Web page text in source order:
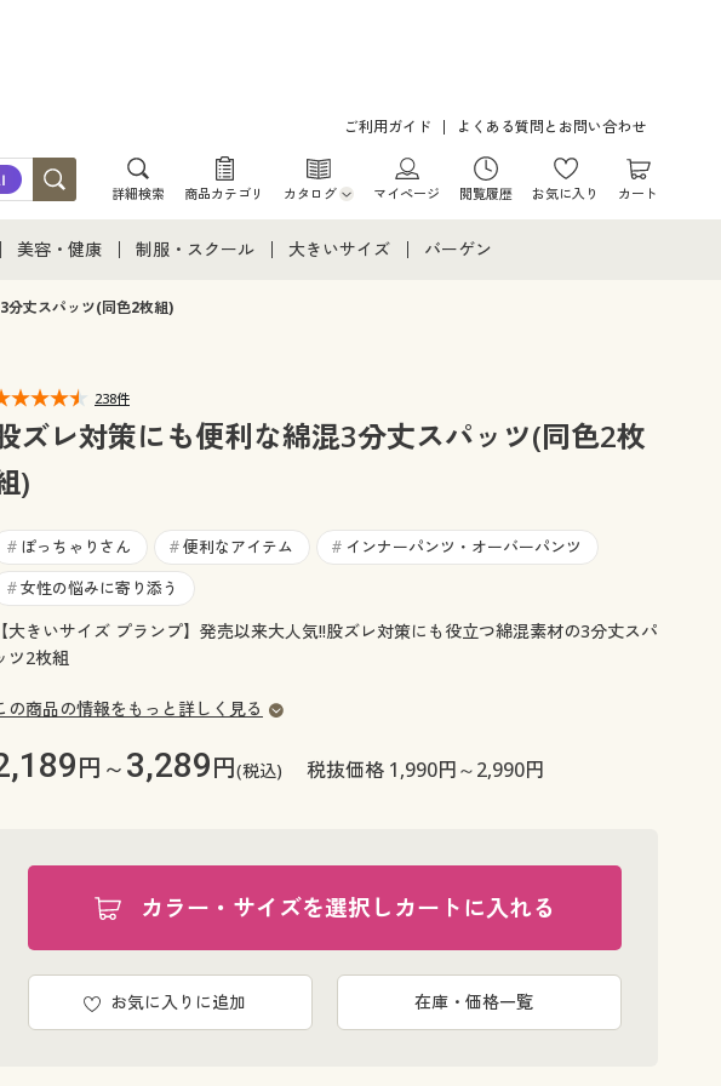
ご利用ガイド よくある質問とお問い合わせ
詳細検索 商品カテゴリ カタログ
カタログ・チラシからのご注文
マイページ 閲覧履歴 お気に入り カート
すべて
ク
美容・健康
美容・健康通販すべて
制服・スクール
制服・スクールすべて
ジュニア・ティーンズ下着
大きいサイズ
大きいサイズ レディース下着
大きいサイズ 事務・制服
バーゲン
分丈スパッツ(同色2枚組)
238件
ズレ対策にも便利な綿混3分丈スパッツ(同色2枚
)
# ぽっちゃりさん # 便利なアイテム # インナーパンツ・オーバーパンツ
# 女性の悩みに寄り添う
【大きいサイズ プランプ】発売以来大人気!!股ズレ対策にも役立つ綿混素材の3分丈スパ
ツ2枚組
の商品の情報をもっと詳しく見る
円～3,289円(税込) 税抜価格 1,990円～2,990円
カラー・サイズを選択しカートに入れる
お気に入りに追加 在庫・価格一覧